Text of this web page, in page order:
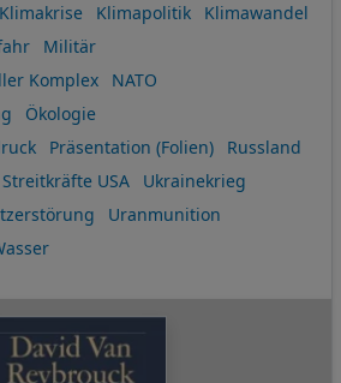
Klimakrise Klimapolitik
Klimawandel
Militär
Komplex
NATO
Ökologie
Präsentation (Folien)
Russland
Streitkräfte USA
Ukrainekrieg
Uranmunition